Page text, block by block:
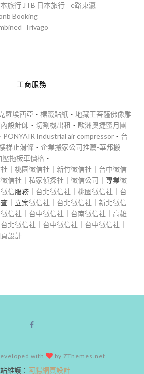
本旅行 JTB 日本旅行
e路東瀛
Booking
Trivago
工商服務
羅埃西亞 ‧標籤貼紙 ‧地藏王菩薩佛像雕
設計師 ‧切割機出租 ‧歐洲奧捷蜜月團
PONYAIR Industrial air compressor ‧ 台
梯止滑條 ‧企業搬家公司推薦-華邦搬
壓拖板車價格 ‧
｜桃園徵信社 ｜新竹徵信社
台中徵信
信社 ｜私家偵探社 ｜徵信公司 ｜專業徵
徵信服務｜ 台北徵信社 ｜桃園徵信社
台
｜立案徵信社 台北徵信社 ｜新北徵信
信社 台中徵信社 台南徵信社
高雄
台北徵信社 台中徵信社 台中徵信社
設計
with by ZThemes.net
維護： 阿腸網頁設計